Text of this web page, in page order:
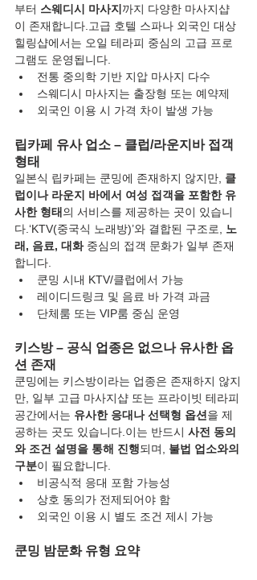
부터 스웨디시 마사지 까지 다양한 마사지샵
이 존재합니다.고급 호텔 스파나 외국인 대상
힐링샵에서는 오일 테라피 중심의 고급 프로
그램도 운영됩니다.
전통 중의학 기반 지압 마사지 다수
스웨디시 마사지는 출장형 또는 예약제
외국인 이용 시 가격 차이 발생 가능
립카페 유사 업소 – 클럽/라운지바 접객
형태
일본식 립카페는 쿤밍에 존재하지 않지만, 클
럽이나 라운지 바에서 여성 접객을 포함한 유
사한 형태 의 서비스를 제공하는 곳이 있습니
다.‘KTV(중국식 노래방)’와 결합된 구조로, 노
래, 음료, 대화 중심의 접객 문화가 일부 존재
합니다.
쿤밍 시내 KTV/클럽에서 가능
레이디드링크 및 음료 바 가격 과금
단체룸 또는 VIP룸 중심 운영
키스방 – 공식 업종은 없으나 유사한 옵
션 존재
쿤밍에는 키스방이라는 업종은 존재하지 않지
만, 일부 고급 마사지샵 또는 프라이빗 테라피
공간에서는 유사한 응대나 선택형 옵션을 제
공하는 곳도 있습니다.이는 반드시 사전 동의
와 조건 설명을 통해 진행되며, 불법 업소와의
구분이 필요합니다.
비공식적 응대 포함 가능성
상호 동의가 전제되어야 함
외국인 이용 시 별도 조건 제시 가능
쿤밍 밤문화 유형 요약